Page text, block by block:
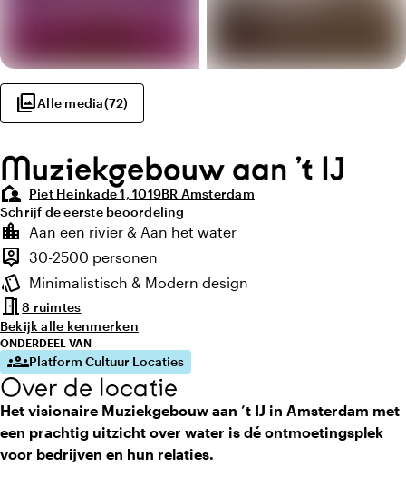
photo_libraryAlle media(72)
Muziekgebouw aan ’t IJ
location_away Piet Heinkade 1, 1019BR Amsterdam
Schrijf de eerste beoordeling
Highlights
location_city
Locatie en omgeving
Aan een rivier & Aan het water
person_pin
Capaciteit
30-2500 personen
style
Sfeer en uitstraling
Minimalistisch & Modern design
meeting_room8 ruimtes
Bekijk alle kenmerken
ONDERDEEL VAN
groupsPlatform Cultuur Locaties
Over de locatie
Het visionaire Muziekgebouw aan ’t IJ in Amsterdam met
een prachtig uitzicht over water is dé ontmoetingsplek
voor bedrijven en hun relaties.